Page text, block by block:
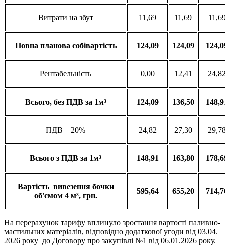
Витрати на збут 11,69 11,69
Повна планова собівартість 124,09 124,09
Рентабельність 0,00 12,41
Всього, без ПДВ за 1м³ 124,09 136,50
ПДВ – 20% 24,82 27,30
Всього з ПДВ за 1м³ 148,91 163,80
Вартість вивезеннябочки
об'ємом4 м³, грн.
595,64 655,20
На перерахунок тарифу вплинуло зростання вартості паливно-
мастильних матеріалів, відповідно додаткової угоди від 03.04.
2026 року до Договору про закупівлі №1 від 06.01.2026 року.